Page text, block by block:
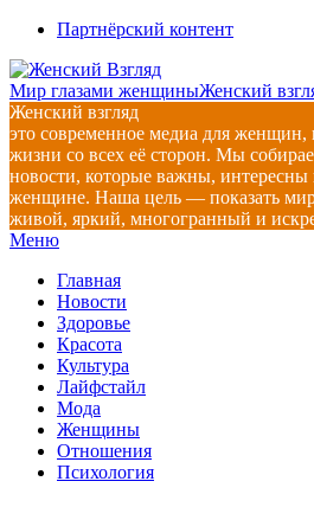
Перейти
содержимому
Партнёрский контент
Мир глазами женщиныЖенский
Женский взгляд
это современное медиа для женщин,
жизни со всех её сторон. Мы
новости, которые важны, интересны
женщине. Наша цель — показать
живой, яркий, многогранный и
Главное
меню
Меню
Главная
Новости
Здоровье
Красота
Культура
Лайфстайл
Мода
Женщины
Отношения
Психология